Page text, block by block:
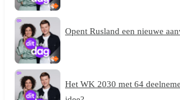
Opent Rusland een nieuwe
Het WK 2030 met 64